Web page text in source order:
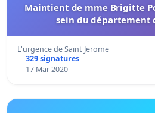
Maintient de mme Brigitte
sein du département
L'urgence de Saint Jerome
329 signatures
17 Mar 2020